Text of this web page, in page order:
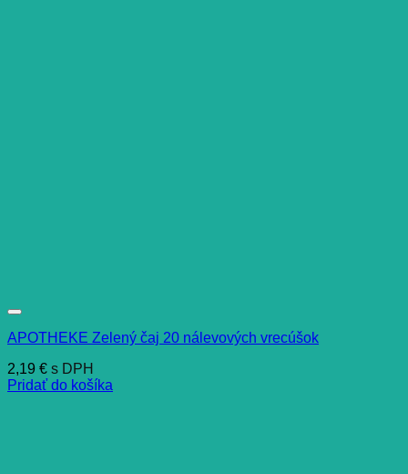
APOTHEKE Zelený čaj 20 nálevových vrecúšok
2,19 € s DPH
Pridať do košíka